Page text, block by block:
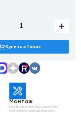
Купить в 1 клик
Монтаж
Ежедневно (без выходных), без
предоплаты, работы под ключ